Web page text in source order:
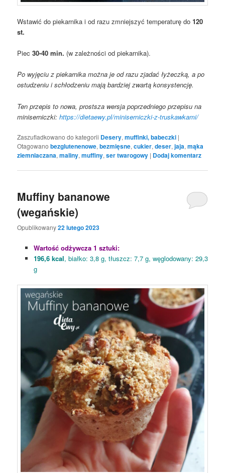
Wstawić do piekarnika i od razu zmniejszyć temperaturę do120
st.
Piec30-40 min. (w zależności od piekarnika).
Po wyjęciu z piekarnika można je od razu zjadać łyżeczką, a po
ostudzeniu i schłodzeniu mają bardziej zwartą konsystencję.
Ten przepis to nowa, prostsza wersja poprzedniego przepisu na
miniserniczki:https://dietaewy.pl/miniserniczki-z-truskawkami/
Zaszufladkowano do kategorii Desery,muffinki, babeczki |
Otagowano bezglutenenowe,bezmięsne,cukier,deser,jaja,mąka
ziemniaczana,maliny,muffiny,ser twarogowy | Dodaj komentarz
Muffiny bananowe
(wegańskie)
Opublikowany22 lutego 2023
Wartość odżywcza 1 sztuki:
196,6 kcal, białko: 3,8 g, tłuszcz: 7,7 g, węglodowany: 29,3
g